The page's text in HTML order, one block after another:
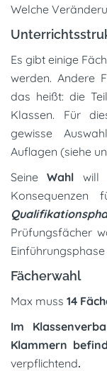
Welche
Es gibt einige
werden. Andere
das heißt: die
Klassen. Für
gewisse
Auflagen (siehe
SeineWahl will
Konsequenzen
Prüfungsfächer
Fächerwahl
Max muss 14
Im
Klammern
verpflichtend.